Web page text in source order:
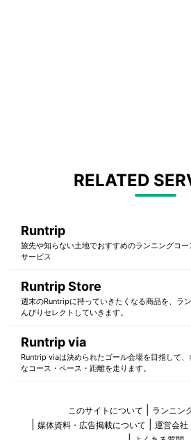
RELATED
Runtrip
旅先や知らない土地でおすすめのランニングコ
サービス
Runtrip Store
週末のRuntripに持っていきたくなる商品を、ラ
んびりセレクトしていきます。
Runtrip via
Runtrip viaは決められたゴール会場を目指して
なコース・ペース・距離を走ります。
このサイトについて
ランニン
媒体資料・広告掲載について
運営会社